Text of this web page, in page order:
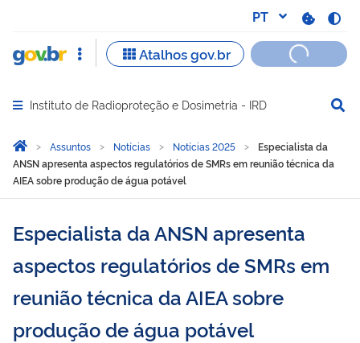
Abrir menu principal de navegação
Instituto de Radioproteção e Dosimetria - IRD
Você está aqui:
Página Inicial
Assuntos Notícias Notícias 2025
Especialista da
ANSN apresenta aspectos regulatórios de SMRs em reunião técnica da
AIEA sobre produção de água potável
Especialista da ANSN apresenta
aspectos regulatórios de SMRs em
reunião técnica da AIEA sobre
produção de água potável